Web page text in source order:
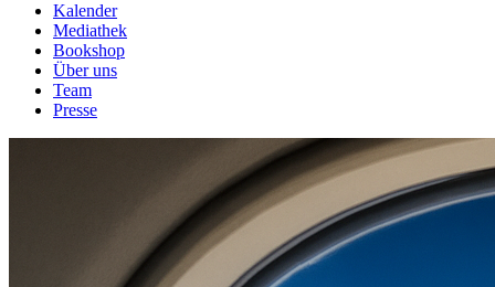
Kalender
Mediathek
Bookshop
Über uns
Team
Presse